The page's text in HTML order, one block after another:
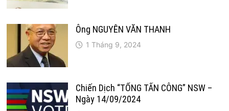
Ông NGUYỄN VĂN THANH
1 Tháng 9, 2024
Chiến Dịch “TỔNG TẤN CÔNG” NSW –
Ngày 14/09/2024